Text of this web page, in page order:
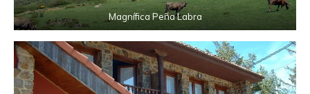
Magnífica Peña Labra